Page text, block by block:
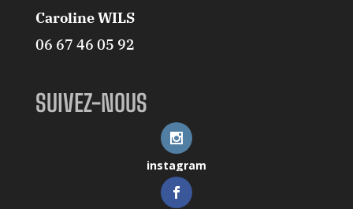
Caroline WILS
06 67 46 05 92
SUIVEZ-NOUS
instagram